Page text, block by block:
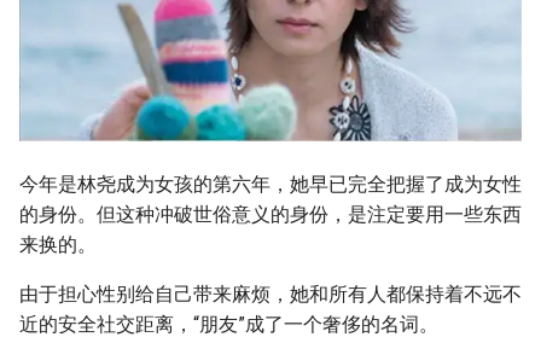
今年是林尧成为女孩的第六年，她早已完全把握了成为女性
的身份。但这种冲破世俗意义的身份，是注定要用一些东西
来换的。
由于担心性别给自己带来麻烦，她和所有人都保持着不远不
近的安全社交距离，“朋友”成了一个奢侈的名词。